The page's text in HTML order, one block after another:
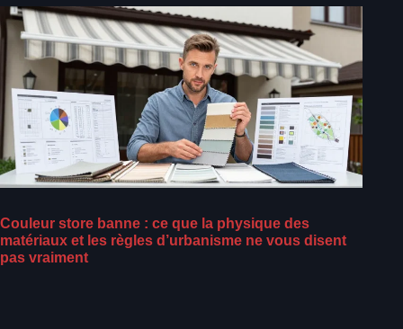
Couleur store banne : ce que la physique des
matériaux et les règles d’urbanisme ne vous disent
pas vraiment